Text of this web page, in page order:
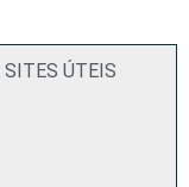
SITES ÚTEIS